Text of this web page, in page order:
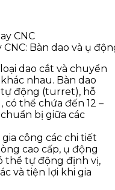
Bàn dao và ụ
dao cắt và chuyển
nhau. Bàn dao
tự động (turret), hỗ
thể chứa đến 12 –
bị giữa các
công các chi tiết
cao cấp, ụ động
thể tự động định vị,
và tiện lợi khi gia